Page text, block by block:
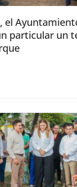
el
particular un